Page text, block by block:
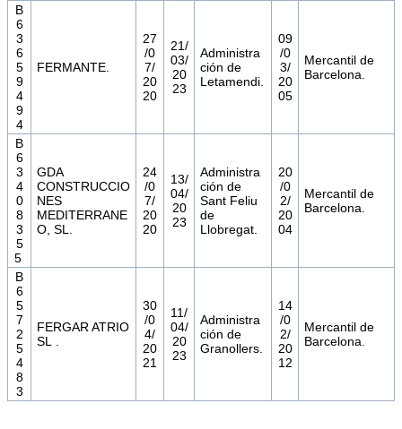
B
6
3
6
5
9
4
9
4
FERMANTE.
27
/0
7/
20
20
21/
03/
20
23
Administra
ción de
Letamendi.
09
/0
3/
20
05
Mercantil de
Barcelona.
B
6
3
4
0
8
3
5
5
GDA
CONSTRUCCIO
NES
MEDITERRANE
O, SL.
24
/0
7/
20
20
13/
04/
20
23
Administra
ción de
Sant Feliu
de
Llobregat.
20
/0
2/
20
04
Mercantil de
Barcelona.
B
6
5
7
2
5
4
8
3
FERGAR ATRIO
SL .
30
/0
4/
20
21
11/
04/
20
23
Administra
ción de
Granollers.
14
/0
2/
20
12
Mercantil de
Barcelona.